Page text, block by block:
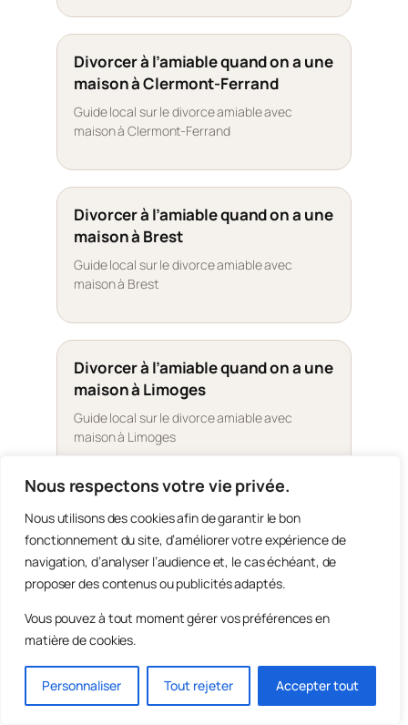
Nous respectons votre vie privée.
Nous utilisons des cookies afin de garantir le bon
fonctionnement du site, d’améliorer votre expérience de
navigation, d’analyser l’audience et, le cas échéant, de
proposer des contenus ou publicités adaptés.
Vous pouvez à tout moment gérer vos préférences en
matière de cookies.
Personnaliser Tout rejeter Accepter tout
Divorcer à l’amiable quand on a une
maison à Clermont-Ferrand
Guide local sur le divorce amiable avec
maison à Clermont-Ferrand
Divorcer à l’amiable quand on a une
maison à Brest
Guide local sur le divorce amiable avec
maison à Brest
Divorcer à l’amiable quand on a une
maison à Limoges
Guide local sur le divorce amiable avec
maison à Limoges
Divorcer à l’amiable quand on a une
maison à Tours
Guide local sur le divorce amiable avec
maison à Tours
Divorcer à l’amiable quand on a une
maison à Amiens